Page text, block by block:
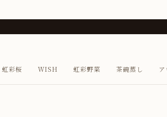
虹彩桜 WISH 虹彩野菜 茶碗蒸し